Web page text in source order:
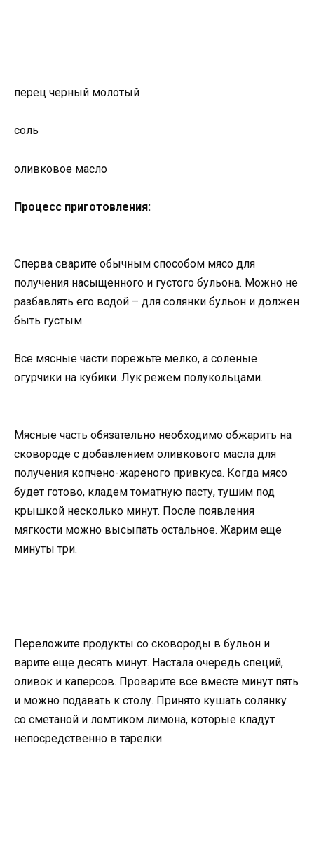
перец черный молотый
соль
оливковое масло
Процесс приготовления:
Сперва сварите обычным способом мясо для
получения насыщенного и густого бульона. Можно не
разбавлять его водой – для солянки бульон и должен
быть густым.
Все мясные части порежьте мелко, а соленые
огурчики на кубики. Лук режем полукольцами..
Мясные часть обязательно необходимо обжарить на
сковороде с добавлением оливкового масла для
получения копчено-жареного привкуса. Когда мясо
будет готово, кладем томатную пасту, тушим под
крышкой несколько минут. После появления
мягкости можно высыпать остальное. Жарим еще
минуты три.
Переложите продукты со сковороды в бульон и
варите еще десять минут. Настала очередь специй,
оливок и каперсов. Проварите все вместе минут пять
и можно подавать к столу. Принято кушать солянку
со сметаной и ломтиком лимона, которые кладут
непосредственно в тарелки.